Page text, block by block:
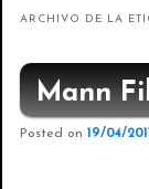
Ir al
Ir al
ARCHIVO DE LA
Mann
Posted on19/04/2011